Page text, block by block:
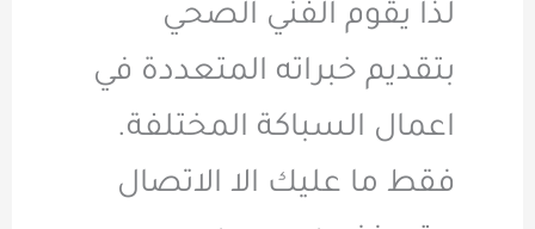
لذا يقوم الفني الصحي
بتقديم خبراته المتعددة في
اعمال السباكة المختلفة.
فقط ما عليك الا الاتصال